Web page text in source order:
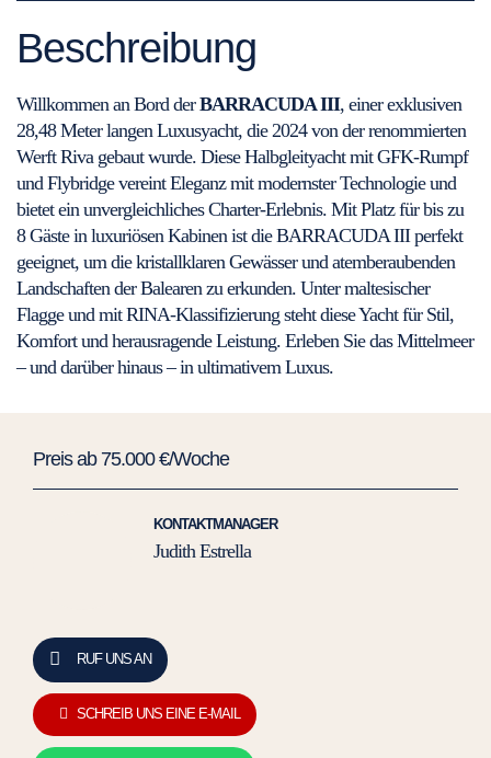
Beschreibung
Willkommen an Bord derBARRACUDA III, einer exklusiven
28,48 Meter langen Luxusyacht, die 2024 von der renommierten
Werft Riva gebaut wurde. Diese Halbgleityacht mit GFK-Rumpf
und Flybridge vereint Eleganz mit modernster Technologie und
bietet ein unvergleichliches Charter-Erlebnis. Mit Platz für bis zu
8 Gäste in luxuriösen Kabinen ist die BARRACUDA III perfekt
geeignet, um die kristallklaren Gewässer und atemberaubenden
Landschaften der Balearen zu erkunden. Unter maltesischer
Flagge und mit RINA-Klassifizierung steht diese Yacht für Stil,
Komfort und herausragende Leistung. Erleben Sie das Mittelmeer
– und darüber hinaus – in ultimativem Luxus.
Preis ab 75.000 €/Woche
KONTAKTMANAGER
Judith Estrella
RUF UNS AN
SCHREIB UNS EINE E-MAIL